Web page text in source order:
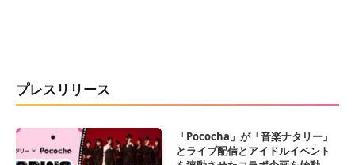
プレスリリース
「Pococha」が「音楽ナタリー」
とライブ配信とアイドルイベント